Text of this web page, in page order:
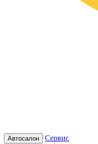
Автосалон
Сервис